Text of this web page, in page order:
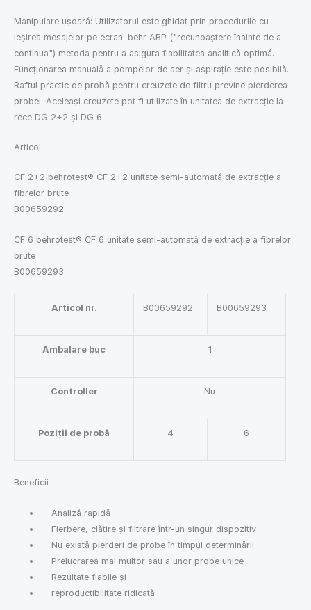
Manipulare ușoară: Utilizatorul este ghidat prin procedurile cu
ieșirea mesajelor pe ecran. behr ABP ("recunoaștere înainte de a
continua") metoda pentru a asigura fiabilitatea analitică optimă.
Funcționarea manuală a pompelor de aer și aspirație este posibilă.
Raftul practic de probă pentru creuzete de filtru previne pierderea
probei. Aceleași creuzete pot fi utilizate în unitatea de extracție la
rece DG 2+2 și DG 6.
Articol
CF 2+2 behrotest® CF 2+2 unitate semi-automată de extracție a
fibrelor brute
B00659292
CF 6 behrotest® CF 6 unitate semi-automată de extracție a fibrelor
brute
B00659293
Articol nr. B00659292 B00659293
Ambalare buc 1
Controller Nu
Poziții de probă 4 6
Beneficii
Analiză rapidă
Fierbere, clătire și filtrare într-un singur dispozitiv
Nu există pierderi de probe în timpul determinării
Prelucrarea mai multor sau a unor probe unice
Rezultate fiabile și
reproductibilitate ridicată